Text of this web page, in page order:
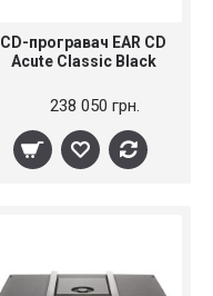
CD-програвач EAR CD
Acute Classic Black
238 050 грн.